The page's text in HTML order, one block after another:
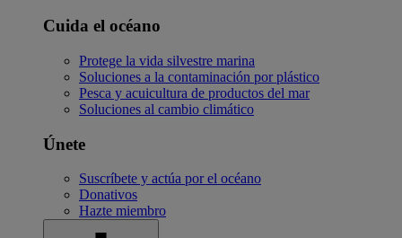
Cuida el océano
Protege la vida silvestre marina
Soluciones a la contaminación por plástico
Pesca y acuicultura de productos del mar
Soluciones al cambio climático
Únete
Suscríbete y actúa por el océano
Donativos
Hazte miembro